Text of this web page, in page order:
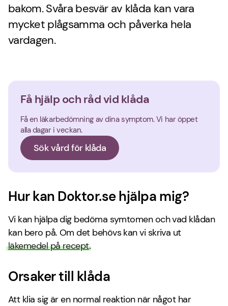
bakom. Svåra besvär av klåda kan vara
mycket plågsamma och påverka hela
vardagen.
Få hjälp och råd vid klåda
Få en läkarbedömning av dina symptom. Vi har öppet
alla dagar i veckan.
Sök vård för klåda
Hur kan Doktor.se hjälpa mig?
Vi kan hjälpa dig bedöma symtomen och vad klådan
kan bero på. Om det behövs kan vi skriva ut
läkemedel på recept.
Orsaker till klåda
Att klia sig är en normal reaktion när något har